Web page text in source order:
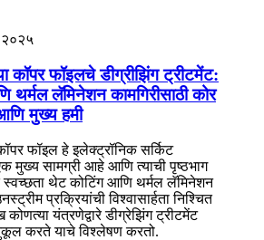
२०२५
कॉपर फॉइलचे डीग्रीझिंग ट्रीटमेंट:
थर्मल लॅमिनेशन कामगिरीसाठी कोर
मुख्य हमी
फॉइल हे इलेक्ट्रॉनिक सर्किट
मुख्य सामग्री आहे आणि त्याची पृष्ठभाग
थेट कोटिंग आणि थर्मल लॅमिनेशन
प्रक्रियांची विश्वासार्हता निश्चित
यंत्रणेद्वारे डीग्रेझिंग ट्रीटमेंट
करते याचे विश्लेषण करतो.